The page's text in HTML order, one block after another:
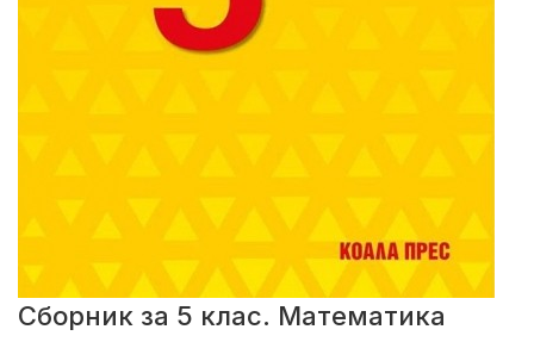
Сборник за 5 клас. Математика